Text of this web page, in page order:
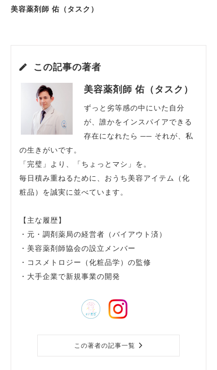
美容薬剤師 佑（タスク）
この記事の著者
美容薬剤師 佑（タスク）
ずっと劣等感の中にいた自分
が、誰かをインスパイアできる
存在になれたら ── それが、私
の生きがいです。
「完璧」より、「ちょっとマシ」を。
毎日積み重ねるために、おうち美容アイテム（化
粧品）を誠実に並べています。
【主な履歴】
・元・調剤薬局の経営者（バイアウト済）
・美容薬剤師協会の設立メンバー
・コスメトロジー（化粧品学）の監修
・大手企業で新規事業の開発
この著者の記事一覧